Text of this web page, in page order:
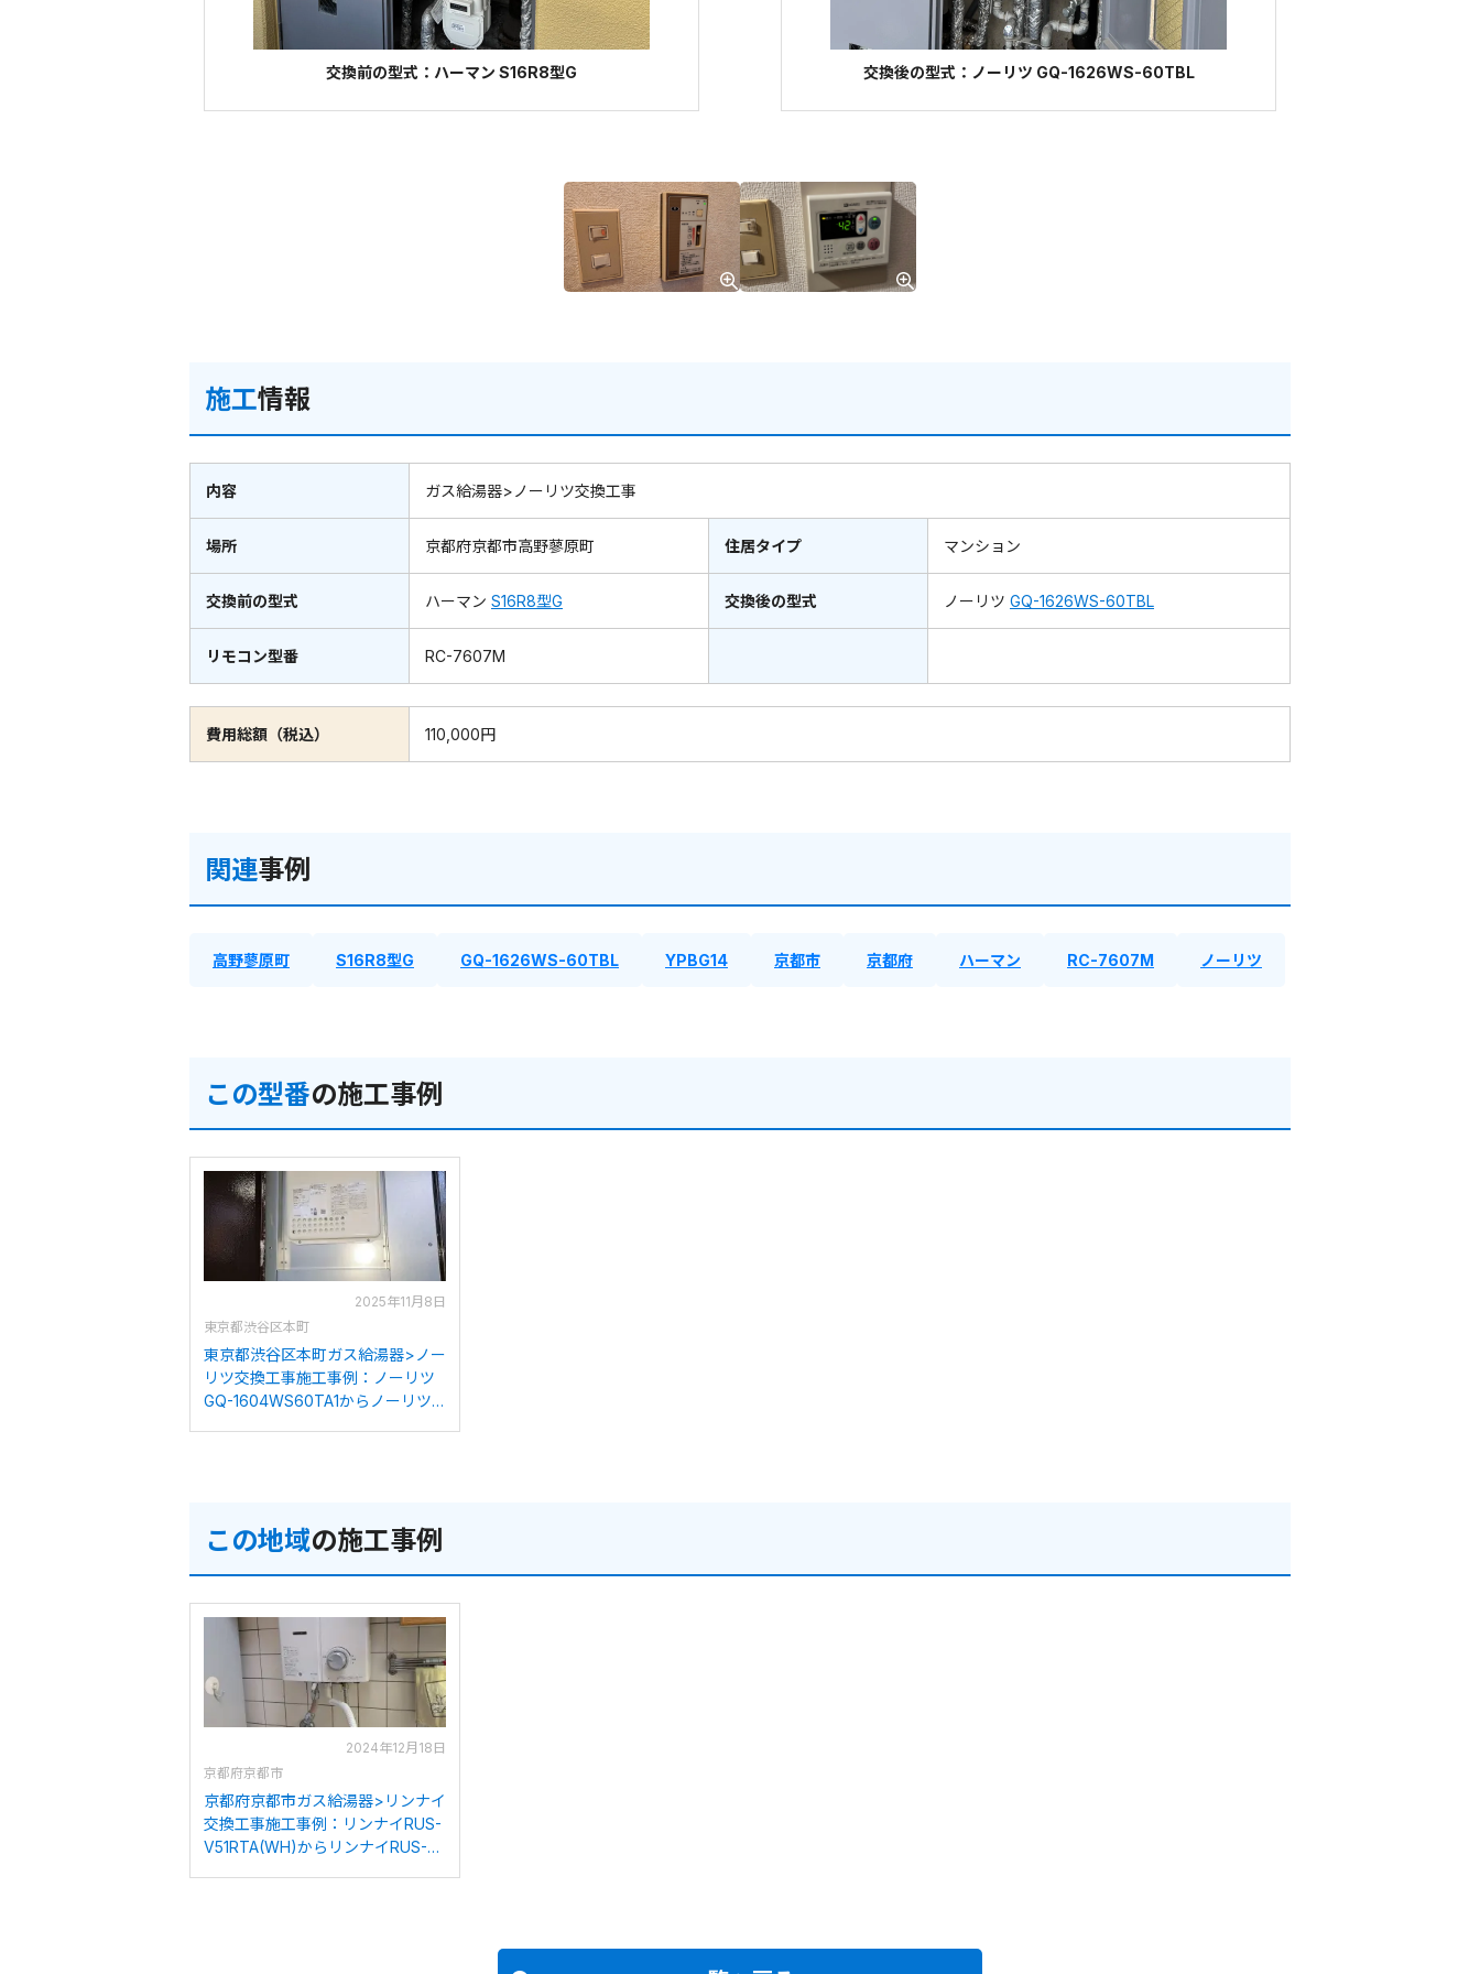
交換前の型式：ハーマン S16R8型G 交換後の型式：ノーリツ GQ-1626WS-60TBL
施工情報
内容 ガス給湯器>ノーリツ交換工事
場所 京都府京都市高野蓼原町 住居タイプ マンション
交換前の型式 ハーマン S16R8型G 交換後の型式 ノーリツ GQ-1626WS-60TBL
リモコン型番 RC-7607M
費用総額（税込） 110,000円
関連事例
高野蓼原町 S16R8型G GQ-1626WS-60TBL YPBG14 京都市 京都府 ハーマン RC-7607M ノーリツ
この型番の施工事例
2025年11月8日
東京都渋谷区本町
東京都渋谷区本町ガス給湯器>ノー
リツ交換工事施工事例：ノーリツ
GQ-1604WS60TA1からノーリツ
この地域の施工事例
2024年12月18日
京都府京都市
京都府京都市ガス給湯器>リンナイ
交換工事施工事例：リンナイRUS-
V51RTA(WH)からリンナイRUS-